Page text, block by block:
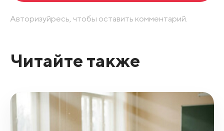
Авторизуйресь, чтобы оставить комментарий.
Читайте также